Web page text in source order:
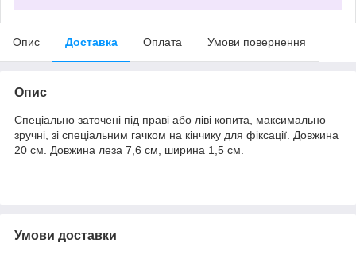
Опис Доставка Оплата Умови повернення
Опис
Спеціально заточені під праві або ліві копита, максимально
зручні, зі спеціальним гачком на кінчику для фіксації. Довжина
20 см. Довжина леза 7,6 см, ширина 1,5 см.
Умови доставки